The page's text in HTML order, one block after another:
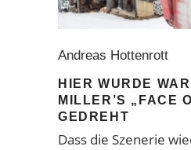
Andreas Hottenrott
HIER WURDE
MILLER’S „FACE
GEDREHT
Dass die Szenerie